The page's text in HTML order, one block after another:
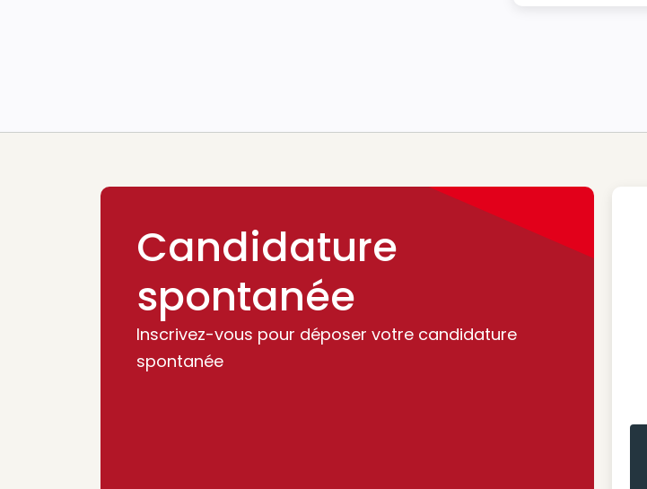
Candidature
spontanée
Inscrivez-vous pour déposer votre candidature
spontanée